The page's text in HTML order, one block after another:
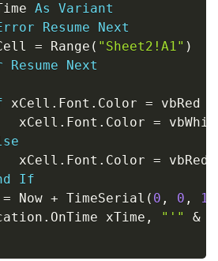
As
Variant
Resume
Next
= Range ( "Sheet2!A1" )
Resume Next
xCell . Font . Color = vbRed
xCell
. Font . Color =
xCell
. Font . Color = vbRed
If
= Now + TimeSerial ( 0 , 0 , 1
. OnTime xTime , "'" &